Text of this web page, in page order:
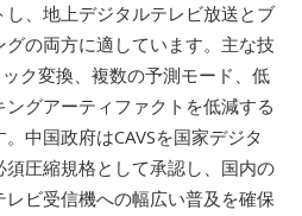
、地上デジタルテレビ放送とブ
の両方に適しています。主な技
ク変換、複数の予測モード、低
グアーティファクトを低減する
中国政府はCAVSを国家デジタ
圧縮規格として承認し、国内の
ビ受信機への幅広い普及を確保